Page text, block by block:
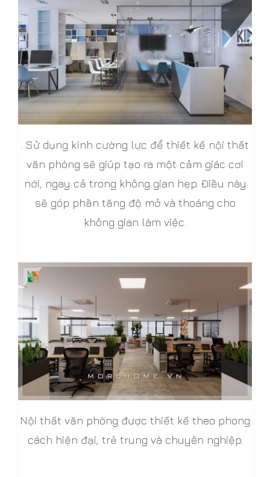
. Sử dụng kính cường lực để thiết kế nội thất
văn phòng sẽ giúp tạo ra một cảm giác cơi
nới, ngay cả trong không gian hẹp. Điều này
sẽ góp phần tăng độ mở và thoáng cho
không gian làm việc.
Nội thất văn phòng được thiết kế theo phong
cách hiện đại, trẻ trung và chuyên nghiệp.